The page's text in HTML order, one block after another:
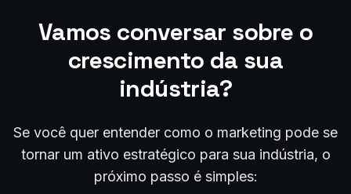
Vamos conversar sobre o
crescimento da sua
indústria?
Se você quer entender como o marketing pode se
tornar um ativo estratégico para sua indústria, o
próximo passo é simples: